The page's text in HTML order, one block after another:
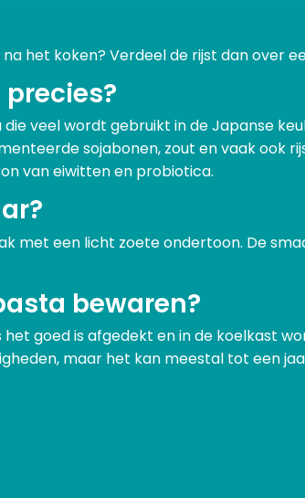
het koken? Verdeel de rijst dan over
veel wordt gebruikt in de Japanse
sojabonen, zout en vaak ook
van eiwitten en probiotica.
met een licht zoete ondertoon. De
bewaren?
goed is afgedekt en in de koelkast
maar het kan meestal tot een